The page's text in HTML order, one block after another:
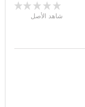
شاهد الأصل